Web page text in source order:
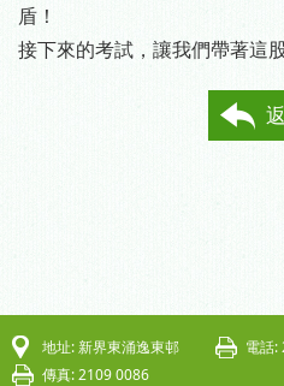
盾！
接下來的考試，讓我們帶著這
地址: 新界東涌逸東邨
電話:
傳真: 2109 0086